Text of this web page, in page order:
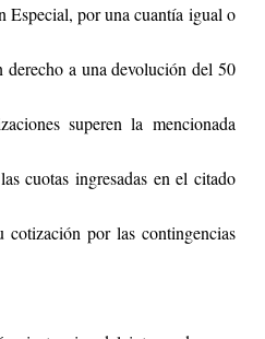
Especial, por una cuantía igual o
derecho a una devolución del 50
superen la mencionada
cuotas ingresadas en el citado
cotización por las contingencias